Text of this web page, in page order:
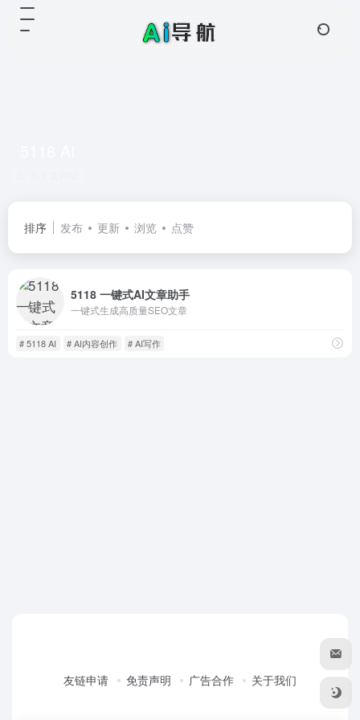
排序 发布 更新 浏览 点赞
5118 一键式AI文章助手
一键式生成高质量SEO文章
# 5118 AI # AI内容创作 # AI写作
友链申请 免责声明 广告合作 关于我们